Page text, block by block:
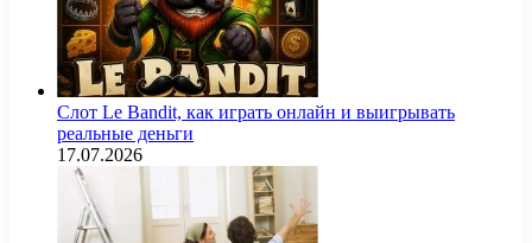
Слот Le Bandit, как играть онлайн и выигрывать
реальные деньги
17.07.2026